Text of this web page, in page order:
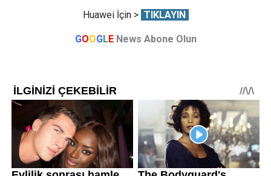
Huawei İçin > TIKLAYIN
GOOGLE News Abone Olun